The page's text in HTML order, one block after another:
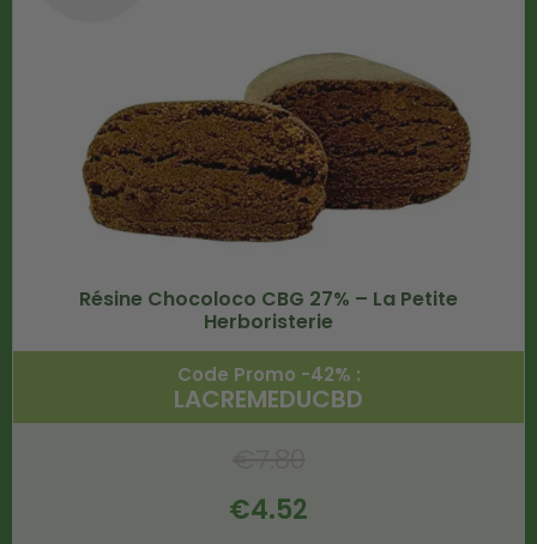
Résine Chocoloco CBG 27% – La Petite
Herboristerie
Code Promo -42% :
LACREMEDUCBD
€4.52